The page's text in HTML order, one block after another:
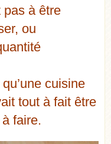
pas à être
ou
cuisine
tout à fait être
à faire.